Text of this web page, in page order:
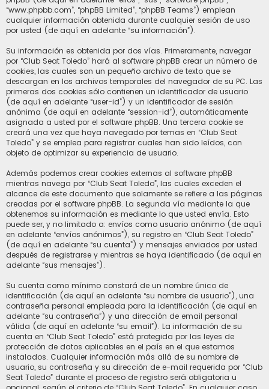
“www.phpbb.com”, “phpBB Limited”, “phpBB Teams”) emplean
cualquier información obtenida durante cualquier sesión de uso
por usted (de aquí en adelante “su información”).
Su información es obtenida por dos vías. Primeramente, navegar
por “Club Seat Toledo” hará al software phpBB crear un número de
cookies, las cuales son un pequeño archivo de texto que se
descargan en los archivos temporales del navegador de su PC. Las
primeras dos cookies sólo contienen un identificador de usuario
(de aquí en adelante “user-id”) y un identificador de sesión
anónima (de aquí en adelante “session-id”), automáticamente
asignada a usted por el software phpBB. Una tercera cookie se
creará una vez que haya navegado por temas en “Club Seat
Toledo” y se emplea para registrar cuales han sido leídos, con
objeto de optimizar su experiencia de usuario.
Además podemos crear cookies externas al software phpBB
mientras navega por “Club Seat Toledo”, las cuales exceden el
alcance de este documento que solamente se refiere a las páginas
creadas por el software phpBB. La segunda vía mediante la que
obtenemos su información es mediante lo que usted envía. Esto
puede ser, y no limitado a: envíos como usuario anónimo (de aquí
en adelante “envíos anónimos”), su registro en “Club Seat Toledo”
(de aquí en adelante “su cuenta”) y mensajes enviados por usted
después de registrarse y mientras se haya identificado (de aquí en
adelante “sus mensajes”).
Su cuenta como mínimo constará de un nombre único de
identificación (de aquí en adelante “su nombre de usuario”), una
contraseña personal empleada para la identificación (de aquí en
adelante “su contraseña”) y una dirección de email personal
válida (de aquí en adelante “su email”). La información de su
cuenta en “Club Seat Toledo” está protegida por las leyes de
protección de datos aplicables en el país en el que estamos
instalados. Cualquier información más allá de su nombre de
usuario, su contraseña y su dirección de e-mail requerida por “Club
Seat Toledo” durante el proceso de registro será obligatoria u